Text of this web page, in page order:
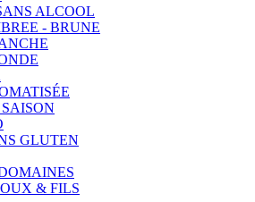
ALCOOL
- BRUNE
GLUTEN
& FILS